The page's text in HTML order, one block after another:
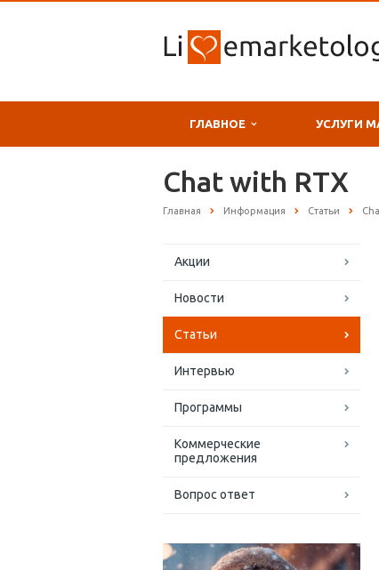
ГЛАВНОЕ УСЛУГИ
Chat with RTX
Главная Информация Статьи
Акции
Новости
Статьи
Интервью
Программы
Коммерческие
предложения
Вопрос ответ